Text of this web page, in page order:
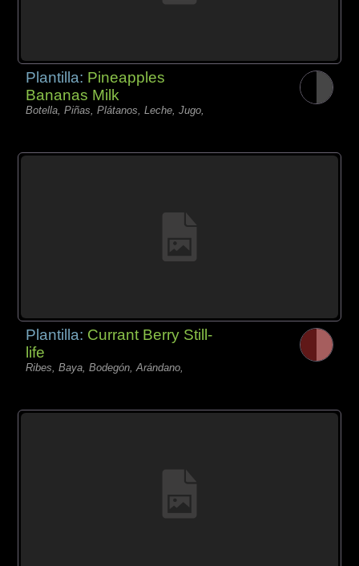
Plantilla: Pineapples
Bananas Milk
Botella, Piñas, Plátanos, Leche, Jugo,
Plantilla: Currant Berry Still-
life
Ribes, Baya, Bodegón, Arándano,